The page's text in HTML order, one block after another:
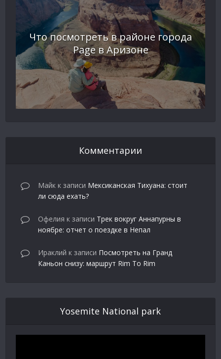
Что посмотреть в районе города
Page в Аризоне
Комментарии
Майк к записи Мексиканская Тихуана: стоит
ли сюда ехать?
Офелия к записи Трек вокруг Аннапурны в
ноябре: отчет о поездке в Непал
Ираклий к записи Посмотреть на Гранд
Каньон снизу: маршрут Rim To Rim
Yosemite National park